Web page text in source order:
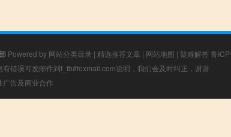
Powered by 网站分类目录 | 精选推荐文章 | 网站地图 | 疑难解答 鲁
错误可发邮件到f_fb#foxmail.com说明，我们会及时纠正，谢谢
告及商业合作